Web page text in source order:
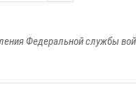
Федеральной службы